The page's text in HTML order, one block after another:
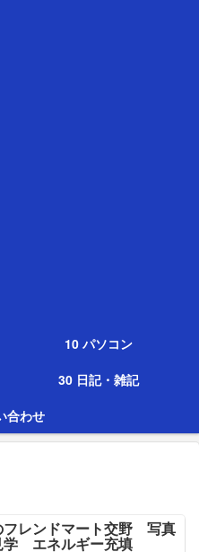
10 パソコン
30 日記・雑記
合わせ
フレンドマート交野 写真
学 エネルギー充填